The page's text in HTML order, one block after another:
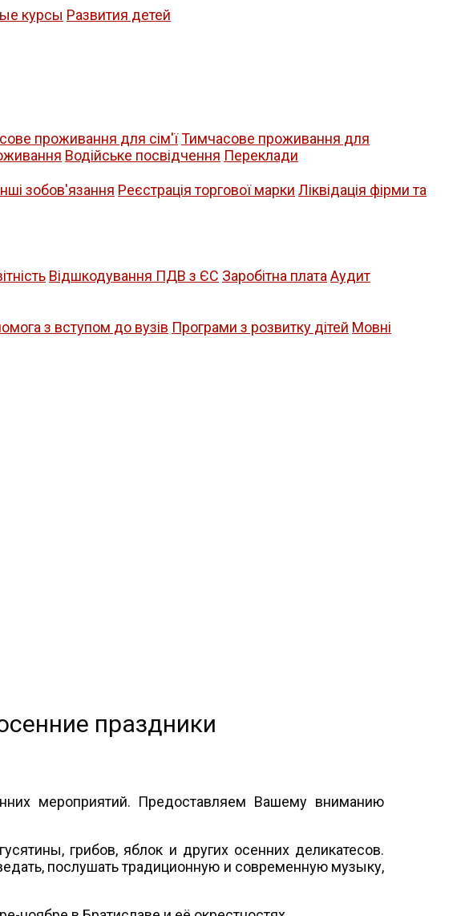
курсы Развития детей
проживання для сім'їТимчасове проживання для
Водійське посвідчення Переклади
зобов'язання Реєстрація торгової марки Ліквідація фірми та
Відшкодування ПДВ з ЄС Заробітна платаАудит
з вступом до вузів Програми з розвитку дітей Мовні
праздники
мероприятий. Предоставляем Вашему вниманию
грибов, яблок и других осенних деликатесов.
послушать традиционную и современную музыку,